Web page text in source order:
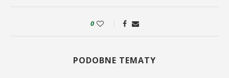
0
PODOBNE TEMATY